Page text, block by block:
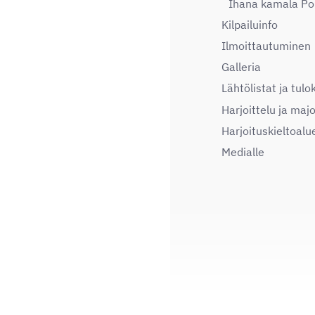
Ihana kamala
Kilpailuinfo
Ilmoittautuminen
Galleria
Lähtölistat ja
Harjoittelu ja
Medialle